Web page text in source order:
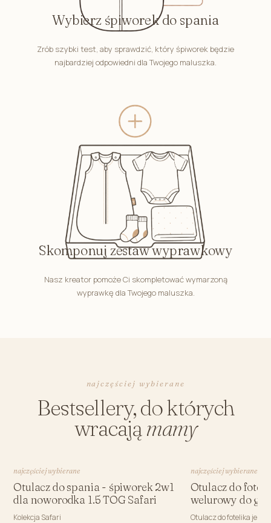
Wybierz śpiworek do spania
Zrób szybki test, aby sprawdzić, który śpiworek będzie
najbardziej odpowiedni dla Twojego maluszka.
Skomponuj zestaw wyprawkowy
Nasz kreator pomoże Ci skompletować wymarzoną
wyprawkę dla Twojego maluszka.
najczęściej wybierane
Bestsellery, do których
wracająmamy
najczęściej wybierane
Otulacz do spania - śpiworek 2w1
dla noworodka 1.5 TOG Safari
Kolekcja Safari
najczęściej wybierane
Otulacz do
welurowy do
Otulacz do fotelika